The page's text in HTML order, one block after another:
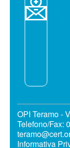
OPI Teramo -
Telefono/Fax:
Informativa